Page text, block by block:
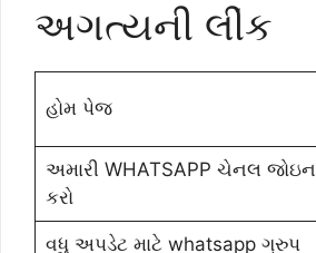
અગત્યની લીંક
હોમ પેજ
અમારી WHATSAPP ચેનલ જોઇન
કરો
વધુ અપડેટ માટે whatsapp ગ્રુપ